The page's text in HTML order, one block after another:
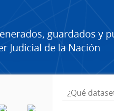
guardados y
Judicial de la Nación